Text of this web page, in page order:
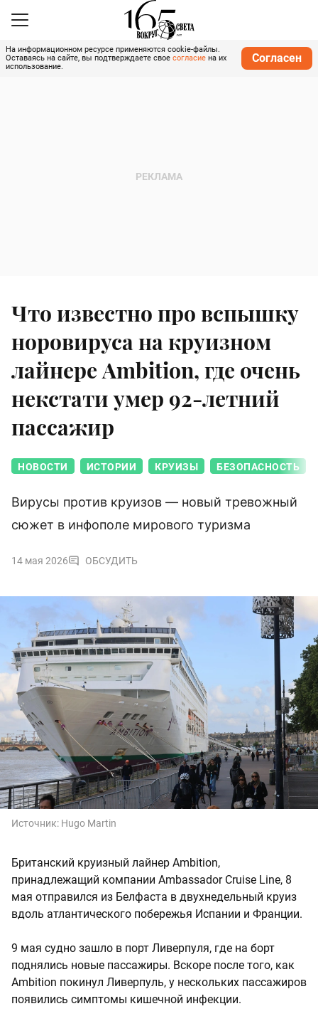
На информационном ресурсе применяются cookie-файлы.
Оставаясь на сайте, вы подтверждаете свое согласие на их
использование.
Согласен
Что известно про вспышку
норовируса на круизном
лайнере Ambition, где очень
некстати умер 92-летний
пассажир
НОВОСТИ ИСТОРИИ КРУИЗЫ БЕЗОПАСНОСТЬ
Вирусы против круизов — новый тревожный
сюжет в инфополе мирового туризма
14 мая 2026 ОБСУДИТЬ
Источник: Hugo Martin
Британский круизный лайнер Ambition,
принадлежащий компании Ambassador Cruise Line, 8
мая отправился из Белфаста в двухнедельный круиз
вдоль атлантического побережья Испании и Франции.
9 мая судно зашло в порт Ливерпуля, где на борт
поднялись новые пассажиры. Вскоре после того, как
Ambition покинул Ливерпуль, у нескольких пассажиров
появились симптомы кишечной инфекции.